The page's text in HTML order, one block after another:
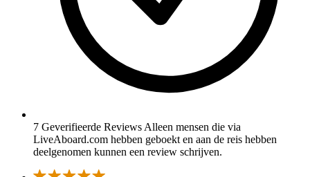
7 Geverifieerde Reviews Alleen mensen die via
LiveAboard.com hebben geboekt en aan de reis hebben
deelgenomen kunnen een review schrijven.